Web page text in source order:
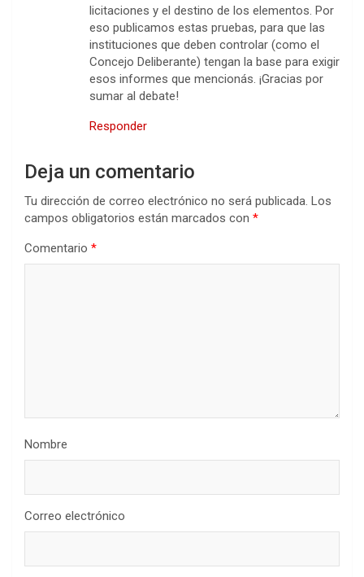
licitaciones y el destino de los elementos. Por
eso publicamos estas pruebas, para que las
instituciones que deben controlar (como el
Concejo Deliberante) tengan la base para exigir
esos informes que mencionás. ¡Gracias por
sumar al debate!
Responder
Deja un comentario
Tu dirección de correo electrónico no será publicada. Los
campos obligatorios están marcados con *
Comentario *
Nombre
Correo electrónico